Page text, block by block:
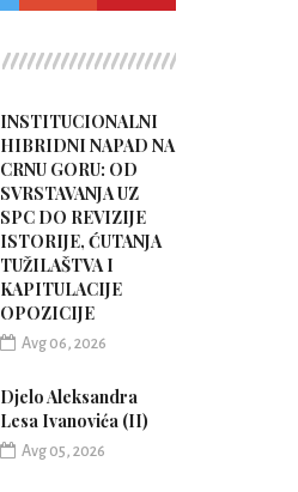
INSTITUCIONALNI
HIBRIDNI NAPAD NA
CRNU GORU: OD
SVRSTAVANJA UZ
SPC DO REVIZIJE
ISTORIJE, ĆUTANJA
TUŽILAŠTVA I
KAPITULACIJE
OPOZICIJE
Avg 06, 2026
Djelo Aleksandra
Lesa Ivanovića (II)
Avg 05, 2026